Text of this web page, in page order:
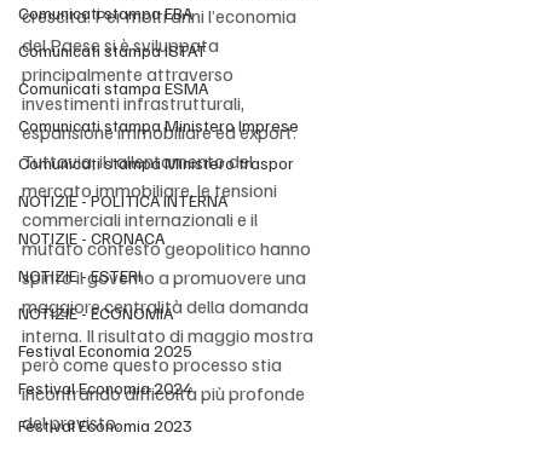
Comunicati stampa EBA
Comunicati stampa ISTAT
Comunicati stampa ESMA
Comunicati stampa Ministero Imprese
Comunicati stampa Ministero traspor
NOTIZIE - POLITICA INTERNA
NOTIZIE - CRONACA
NOTIZIE - ESTERI
NOTIZIE - ECONOMIA
Festival Economia 2025
Festival Economia 2024
Festival Economia 2023
crescita. Per molti anni l’economia
del Paese si è sviluppata
principalmente attraverso
investimenti infrastrutturali,
espansione immobiliare ed export.
Tuttavia, il rallentamento del
mercato immobiliare, le tensioni
commerciali internazionali e il
mutato contesto geopolitico hanno
spinto il governo a promuovere una
maggiore centralità della domanda
interna. Il risultato di maggio mostra
però come questo processo stia
incontrando difficoltà più profonde
del previsto.